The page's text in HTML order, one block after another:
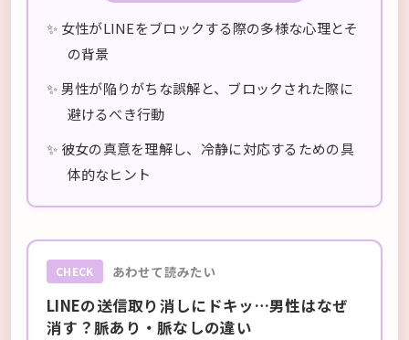
✨ 女性がLINEをブロックする際の多様な心理とそ
の背景
✨ 男性が陥りがちな誤解と、ブロックされた際に
避けるべき行動
✨ 彼女の真意を理解し、冷静に対応するための具
体的なヒント
CHECK あわせて読みたい
LINEの送信取り消しにドキッ…男性はなぜ
消す？脈あり・脈なしの違い